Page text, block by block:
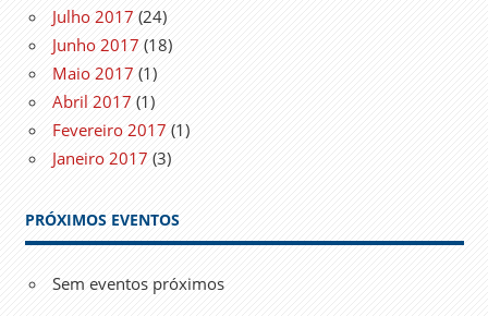
Julho 2017 (24)
Junho 2017 (18)
Maio 2017 (1)
Abril 2017 (1)
Fevereiro 2017 (1)
Janeiro 2017 (3)
PRÓXIMOS EVENTOS
Sem eventos próximos